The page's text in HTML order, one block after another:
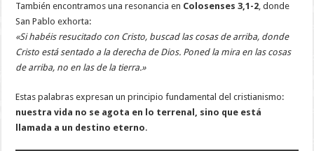
También encontramos una resonancia en Colosenses 3,1-2, donde
San Pablo exhorta:
«Si habéis resucitado con Cristo, buscad las cosas de arriba, donde
Cristo está sentado a la derecha de Dios. Poned la mira en las cosas
de arriba, no en las de la tierra.»
Estas palabras expresan un principio fundamental del cristianismo:
nuestra vida no se agota en lo terrenal, sino que está
llamada a un destino eterno.